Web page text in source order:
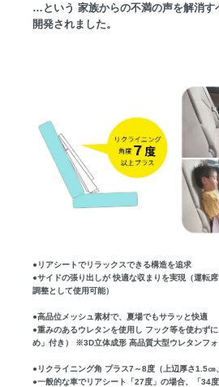
…という 家族からの不満の声を解消す
開発されました。
●リアシートでリラックスできる構造を追求
●サイドの張り出しが 快適な収まりを実現（運転
調整として使用可能）
●高品位メッシュ素材で、夏場でもサラッと快適
●重みのあるウレタンを使用し フック等を使わず
め」付き） ※3D立体成形 高品質大型ウレタンフォ
●リクライニング角 プラス7～8度（上辺厚さ1.5㎝
●一般的な車でリアシート「27度」の場合、「34